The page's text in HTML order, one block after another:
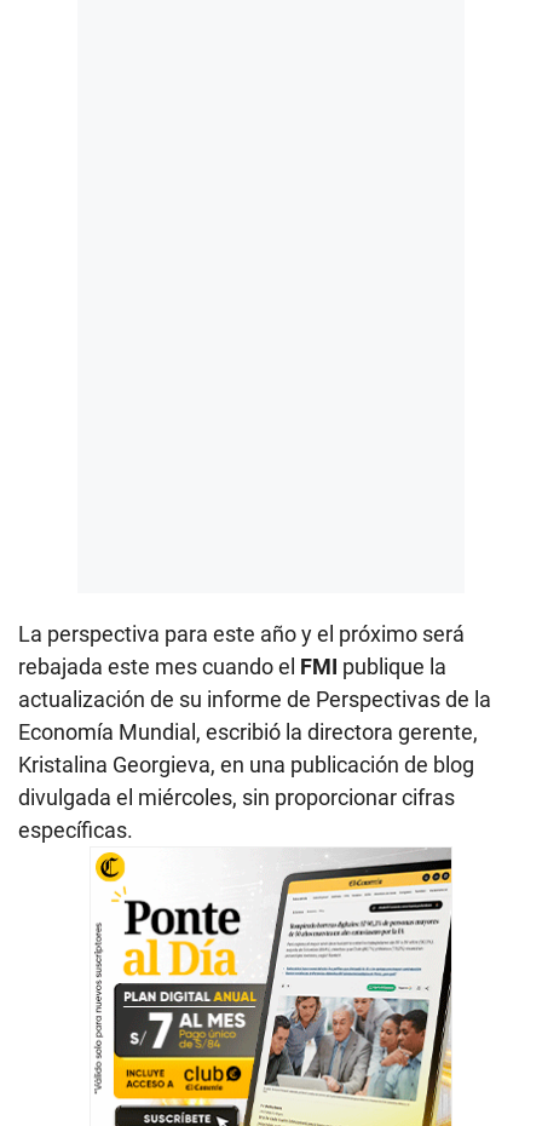
La perspectiva para este año y el próximo será
rebajada este mes cuando el FMI publique la
actualización de su informe de Perspectivas de la
Economía Mundial, escribió la directora gerente,
Kristalina Georgieva, en una publicación de blog
divulgada el miércoles, sin proporcionar cifras
específicas.